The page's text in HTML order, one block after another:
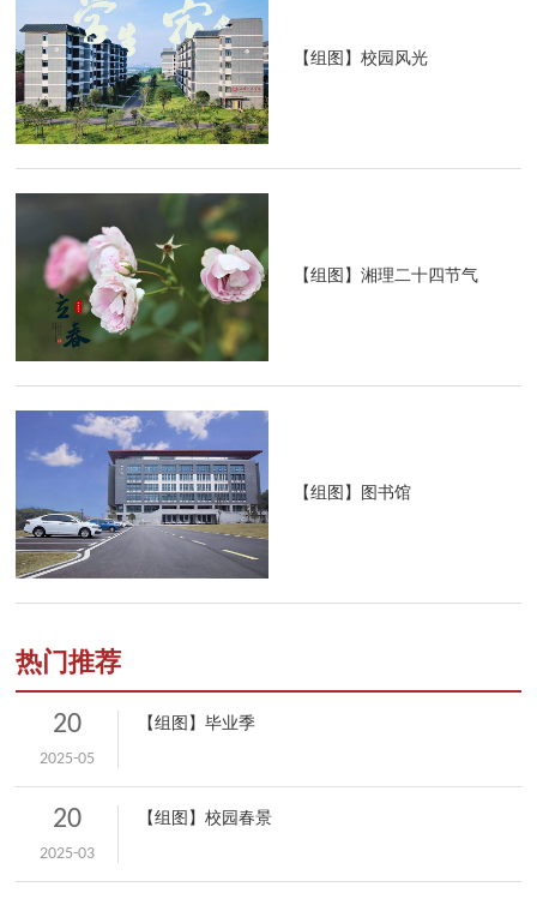
【组图】校园风光
【组图】湘理二十四节气
【组图】图书馆
热门推荐
20
2025-05
【组图】毕业季
20
2025-03
【组图】校园春景